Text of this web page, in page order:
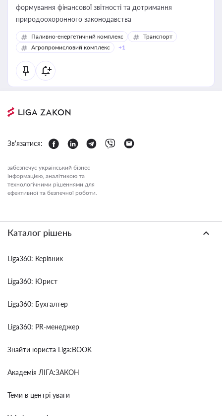
формування фінансової звітності та дотримання
природоохоронного законодавства
Паливно-енергетичний комплекс
Транспорт
Агропромисловий комплекс
+1
Зв'язатися:
забезпечує український бізнес
інформацією, аналітикою та
технологічними рішеннями для
ефективної та безпечної роботи.
Каталог рішень
Liga360: Керівник
Liga360: Юрист
Liga360: Бухгалтер
Liga360: PR-менеджер
Знайти юриста Liga:BOOK
Академія ЛІГА:ЗАКОН
Теми в центрі уваги